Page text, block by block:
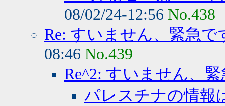
08/02/24-12:56 No.438
Re: すいません、緊急で
08:46 No.439
Re^2: すいません、
パレスチナの情報